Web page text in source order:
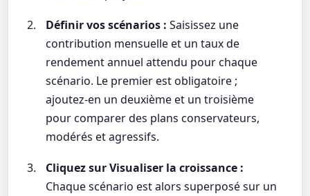
Définir vos scénarios : Saisissez une
contribution mensuelle et un taux de
rendement annuel attendu pour chaque
scénario. Le premier est obligatoire ;
ajoutez-en un deuxième et un troisième
pour comparer des plans conservateurs,
modérés et agressifs.
Cliquez sur Visualiser la croissance :
Chaque scénario est alors superposé sur un